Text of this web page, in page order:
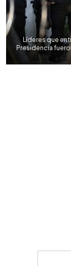
Líderes que
Presidencia